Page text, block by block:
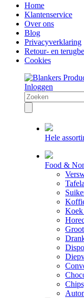
Home
Klantenservice
Over ons
Blog
Privacyverklaring
Retour- en
Cookies
Inloggen
Hele
Food &